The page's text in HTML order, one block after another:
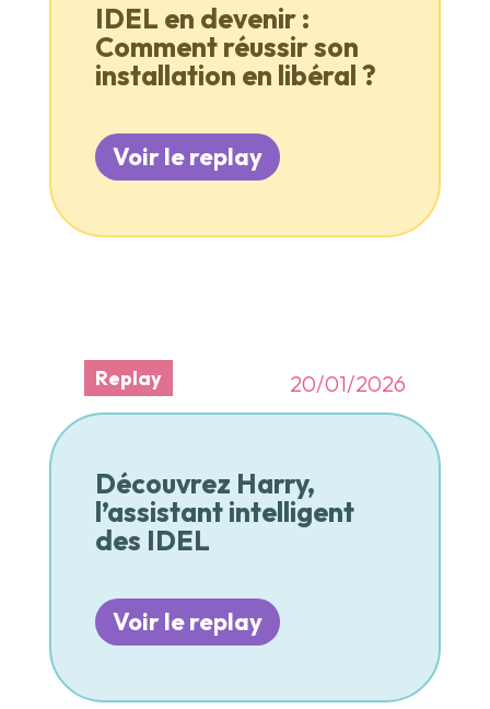
IDEL en devenir :
Comment réussir son
installation en libéral ?
Voir le replay
Découvrez Harry,
l’assistant intelligent
des IDEL
20/01/2026
Voir le replay
Replay